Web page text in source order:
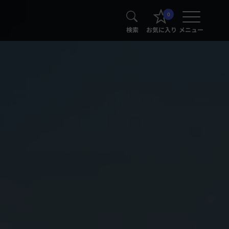
検索
0
お気に入り メニュー